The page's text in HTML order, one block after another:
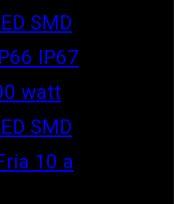
SMD
IP67
watt
SMD
10 a